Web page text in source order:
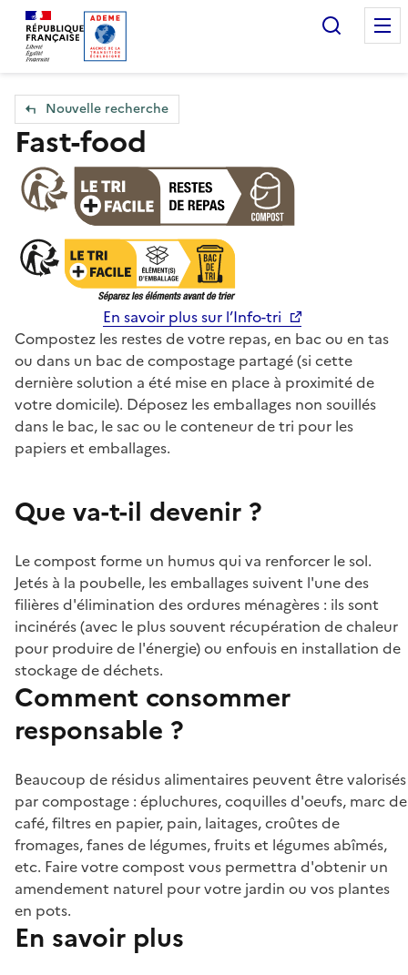
Accueil — Que Faire de mes objets & déchets
Nouvelle recherche
Fast-food
En savoir plus sur l’Info-tri
Compostez les restes de votre repas, en bac ou en tas
ou dans un bac de compostage partagé (si cette
dernière solution a été mise en place à proximité de
votre domicile). Déposez les emballages non souillés
dans le bac, le sac ou le conteneur de tri pour les
papiers et emballages.
Que va-t-il devenir ?
Le compost forme un humus qui va renforcer le sol.
Jetés à la poubelle, les emballages suivent l'une des
filières d'élimination des ordures ménagères : ils sont
incinérés (avec le plus souvent récupération de chaleur
pour produire de l'énergie) ou enfouis en installation de
stockage de déchets.
Comment consommer
responsable ?
Beaucoup de résidus alimentaires peuvent être valorisés
par compostage : épluchures, coquilles d'oeufs, marc de
café, filtres en papier, pain, laitages, croûtes de
fromages, fanes de légumes, fruits et légumes abîmés,
etc. Faire votre compost vous permettra d'obtenir un
amendement naturel pour votre jardin ou vos plantes
en pots.
En savoir plus